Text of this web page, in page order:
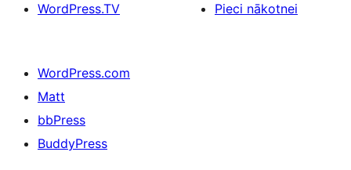
WordPress.TV
Pieci nākotnei
WordPress.com
Matt
bbPress
BuddyPress